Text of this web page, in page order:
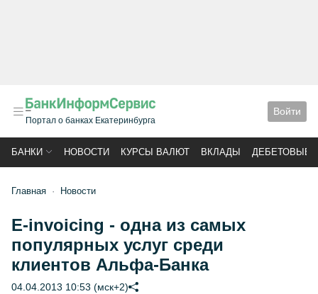
Портал о банках Екатеринбурга
Войти
БАНКИ НОВОСТИ КУРСЫ ВАЛЮТ ВКЛАДЫ ДЕБЕТОВЫЕ
Главная Новости
Е-invoicing - одна из самых
популярных услуг среди
клиентов Альфа-Банка
04.04.2013 10:53 (мск+2)